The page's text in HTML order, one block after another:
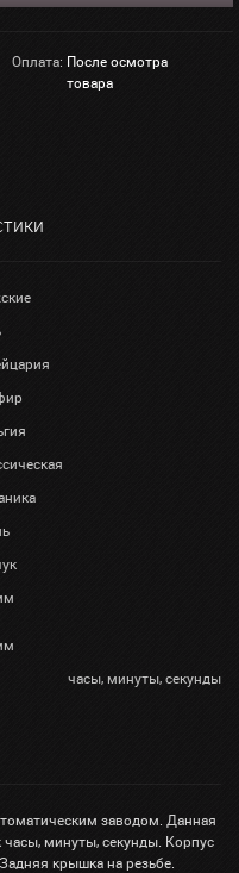
Оплата: После осмотра
товара
часы, минуты, секунды
заводом. Данная
минуты, секунды. Корпус
крышка на резьбе.